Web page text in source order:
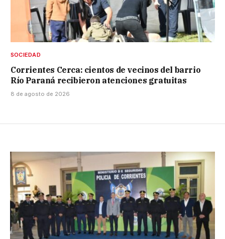
SOCIEDAD
Corrientes Cerca: cientos de vecinos del barrio
Río Paraná recibieron atenciones gratuitas
8 de agosto de 2026